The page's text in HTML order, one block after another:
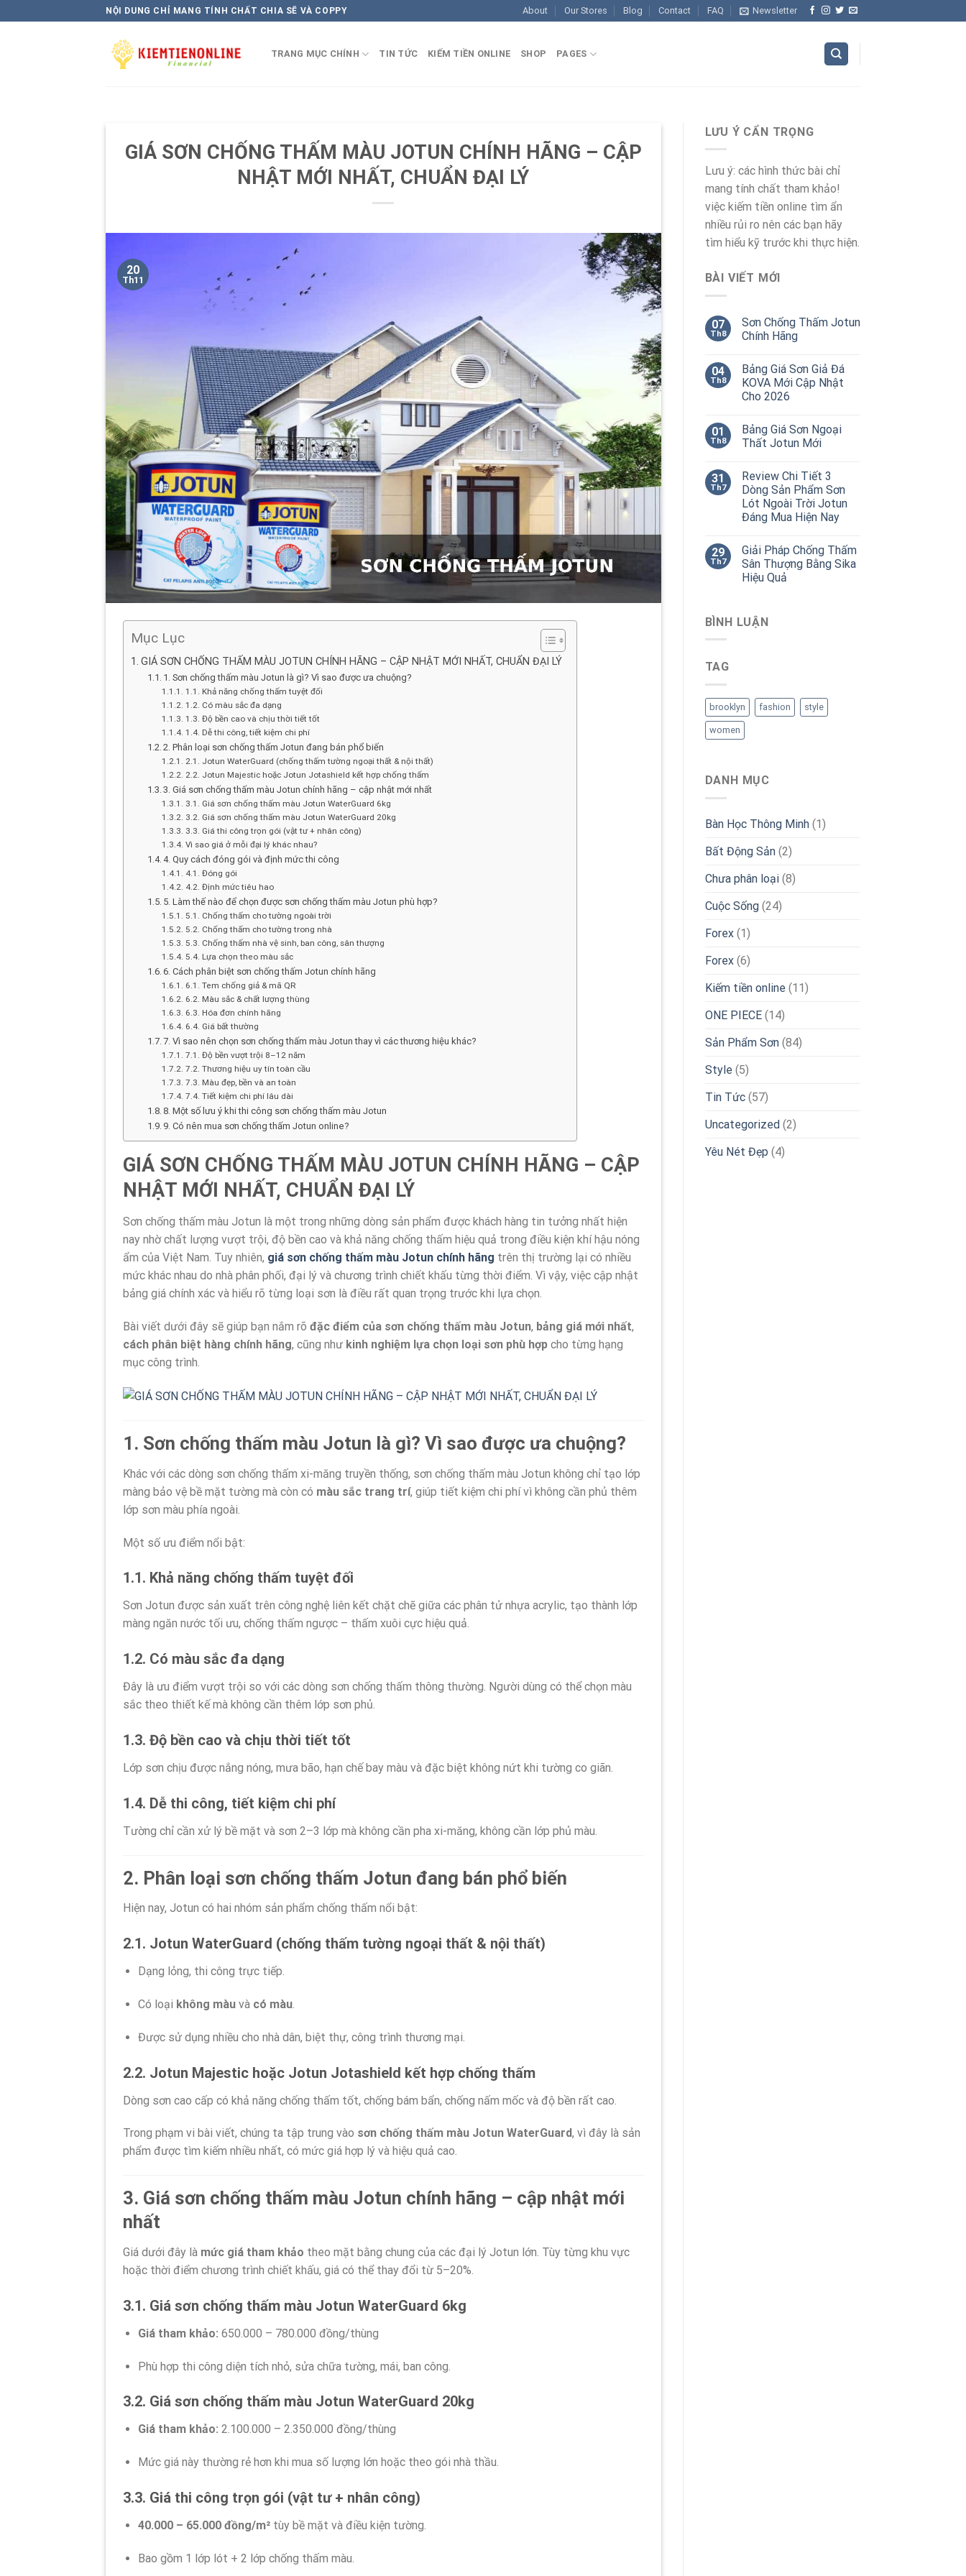
to
NỘI DUNG CHỈ MANG TÍNH CHẤT CHIA SẼ VÀ COPPY About Our Stores Blog Contact FAQ Newsletter
TRANG MỤC CHÍNH TIN TỨC KIẾM TIỀN ONLINE SHOP PAGES
GIÁ SƠN CHỐNG THẤM MÀU JOTUN CHÍNH HÃNG – CẬP
NHẬT MỚI NHẤT, CHUẨN ĐẠI LÝ
20
Th11
Mục Lục
GIÁ SƠN CHỐNG THẤM MÀU JOTUN CHÍNH HÃNG – CẬP NHẬT MỚI NHẤT, CHUẨN ĐẠI LÝ
1. Sơn chống thấm màu Jotun là gì? Vì sao được ưa chuộng?
1.1. Khả năng chống thấm tuyệt đối
1.2. Có màu sắc đa dạng
1.3. Độ bền cao và chịu thời tiết tốt
1.4. Dễ thi công, tiết kiệm chi phí
2. Phân loại sơn chống thấm Jotun đang bán phổ biến
2.1. Jotun WaterGuard (chống thấm tường ngoại thất & nội thất)
2.2. Jotun Majestic hoặc Jotun Jotashield kết hợp chống thấm
3. Giá sơn chống thấm màu Jotun chính hãng – cập nhật mới nhất
3.1. Giá sơn chống thấm màu Jotun WaterGuard 6kg
3.2. Giá sơn chống thấm màu Jotun WaterGuard 20kg
3.3. Giá thi công trọn gói (vật tư + nhân công)
Vì sao giá ở mỗi đại lý khác nhau?
4. Quy cách đóng gói và định mức thi công
4.1. Đóng gói
4.2. Định mức tiêu hao
5. Làm thế nào để chọn được sơn chống thấm màu Jotun phù hợp?
5.1. Chống thấm cho tường ngoài trời
5.2. Chống thấm cho tường trong nhà
5.3. Chống thấm nhà vệ sinh, ban công, sân thượng
5.4. Lựa chọn theo màu sắc
6. Cách phân biệt sơn chống thấm Jotun chính hãng
6.1. Tem chống giả & mã QR
6.2. Màu sắc & chất lượng thùng
6.3. Hóa đơn chính hãng
6.4. Giá bất thường
7. Vì sao nên chọn sơn chống thấm màu Jotun thay vì các thương hiệu khác?
7.1. Độ bền vượt trội 8–12 năm
7.2. Thương hiệu uy tín toàn cầu
7.3. Màu đẹp, bền và an toàn
7.4. Tiết kiệm chi phí lâu dài
8. Một số lưu ý khi thi công sơn chống thấm màu Jotun
9. Có nên mua sơn chống thấm Jotun online?
GIÁ SƠN CHỐNG THẤM MÀU JOTUN CHÍNH HÃNG – CẬP
NHẬT MỚI NHẤT, CHUẨN ĐẠI LÝ
Sơn chống thấm màu Jotun là một trong những dòng sản phẩm được khách hàng tin tưởng nhất hiện
nay nhờ chất lượng vượt trội, độ bền cao và khả năng chống thấm hiệu quả trong điều kiện khí hậu nóng
ẩm của Việt Nam. Tuy nhiên, giá sơn chống thấm màu Jotun chính hãng trên thị trường lại có nhiều
mức khác nhau do nhà phân phối, đại lý và chương trình chiết khấu từng thời điểm. Vì vậy, việc cập nhật
bảng giá chính xác và hiểu rõ từng loại sơn là điều rất quan trọng trước khi lựa chọn.
Bài viết dưới đây sẽ giúp bạn nắm rõ đặc điểm của sơn chống thấm màu Jotun, bảng giá mới nhất,
cách phân biệt hàng chính hãng, cũng như kinh nghiệm lựa chọn loại sơn phù hợp cho từng hạng
mục công trình.
1. Sơn chống thấm màu Jotun là gì? Vì sao được ưa chuộng?
Khác với các dòng sơn chống thấm xi-măng truyền thống, sơn chống thấm màu Jotun không chỉ tạo lớp
màng bảo vệ bề mặt tường mà còn có màu sắc trang trí, giúp tiết kiệm chi phí vì không cần phủ thêm
lớp sơn màu phía ngoài.
Một số ưu điểm nổi bật:
1.1. Khả năng chống thấm tuyệt đối
Sơn Jotun được sản xuất trên công nghệ liên kết chặt chẽ giữa các phân tử nhựa acrylic, tạo thành lớp
màng ngăn nước tối ưu, chống thấm ngược – thấm xuôi cực hiệu quả.
1.2. Có màu sắc đa dạng
Đây là ưu điểm vượt trội so với các dòng sơn chống thấm thông thường. Người dùng có thể chọn màu
sắc theo thiết kế mà không cần thêm lớp sơn phủ.
1.3. Độ bền cao và chịu thời tiết tốt
Lớp sơn chịu được nắng nóng, mưa bão, hạn chế bay màu và đặc biệt không nứt khi tường co giãn.
1.4. Dễ thi công, tiết kiệm chi phí
Tường chỉ cần xử lý bề mặt và sơn 2–3 lớp mà không cần pha xi-măng, không cần lớp phủ màu.
2. Phân loại sơn chống thấm Jotun đang bán phổ biến
Hiện nay, Jotun có hai nhóm sản phẩm chống thấm nổi bật:
2.1. Jotun WaterGuard (chống thấm tường ngoại thất & nội thất)
Dạng lỏng, thi công trực tiếp.
Có loại không màuvà có màu.
Được sử dụng nhiều cho nhà dân, biệt thự, công trình thương mại.
2.2. Jotun Majestic hoặc Jotun Jotashield kết hợp chống thấm
Dòng sơn cao cấp có khả năng chống thấm tốt, chống bám bẩn, chống nấm mốc và độ bền rất cao.
Trong phạm vi bài viết, chúng ta tập trung vào sơn chống thấm màu Jotun WaterGuard, vì đây là sản
phẩm được tìm kiếm nhiều nhất, có mức giá hợp lý và hiệu quả cao.
3. Giá sơn chống thấm màu Jotun chính hãng – cập nhật mới
nhất
Giá dưới đây là mức giá tham khảo theo mặt bằng chung của các đại lý Jotun lớn. Tùy từng khu vực
hoặc thời điểm chương trình chiết khấu, giá có thể thay đổi từ 5–20%.
3.1. Giá sơn chống thấm màu Jotun WaterGuard 6kg
Giá tham khảo: 650.000 – 780.000 đồng/thùng
Phù hợp thi công diện tích nhỏ, sửa chữa tường, mái, ban công.
3.2. Giá sơn chống thấm màu Jotun WaterGuard 20kg
Giá tham khảo: 2.100.000 – 2.350.000 đồng/thùng
Mức giá này thường rẻ hơn khi mua số lượng lớn hoặc theo gói nhà thầu.
3.3. Giá thi công trọn gói (vật tư + nhân công)
40.000 – 65.000 đồng/m²tùy bề mặt và điều kiện tường.
Bao gồm 1 lớp lót + 2 lớp chống thấm màu.
LƯU Ý CẨN TRỌNG
Lưu ý: các hình thức bài chỉ
mang tính chất tham khảo!
việc kiếm tiền online tìm ẩn
nhiều rủi ro nên các bạn hãy
tìm hiểu kỹ trước khi thực hiện.
BÀI VIẾT MỚI
07
Th8
Sơn Chống Thấm Jotun
Chính Hãng
04
Th8
Bảng Giá Sơn Giả Đá
KOVA Mới Cập Nhật
Cho 2026
01
Th8
Bảng Giá Sơn Ngoại
Thất Jotun Mới
31
Th7
Review Chi Tiết 3
Dòng Sản Phẩm Sơn
Lót Ngoài Trời Jotun
Đáng Mua Hiện Nay
29
Th7
Giải Pháp Chống Thấm
Sân Thượng Bằng Sika
Hiệu Quả
BÌNH LUẬN
TAG
brooklyn fashion style
women
DANH MỤC
Bàn Học Thông Minh(1)
Bất Động Sản(2)
Chưa phân loại(8)
Cuộc Sống(24)
Forex(1)
Forex(6)
Kiếm tiền online(11)
ONE PIECE(14)
Sản Phẩm Sơn(84)
Style(5)
Tin Tức(57)
Uncategorized(2)
Yêu Nét Đẹp (4)